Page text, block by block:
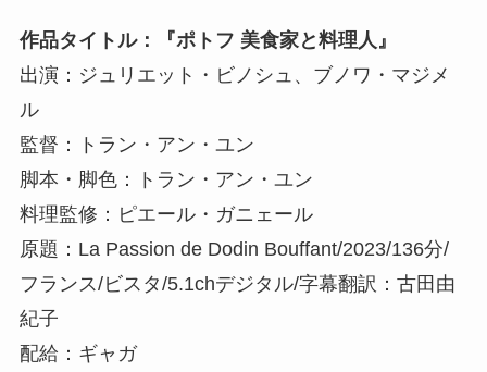
作品タイトル：『ポトフ 美食家と料理人』
出演：ジュリエット・ビノシュ、ブノワ・マジメ
ル
監督：トラン・アン・ユン
脚本・脚色：トラン・アン・ユン
料理監修：ピエール・ガニェール
原題：La Passion de Dodin Bouffant/2023/136分/
フランス/ビスタ/5.1chデジタル/字幕翻訳：古田由
紀子
配給：ギャガ